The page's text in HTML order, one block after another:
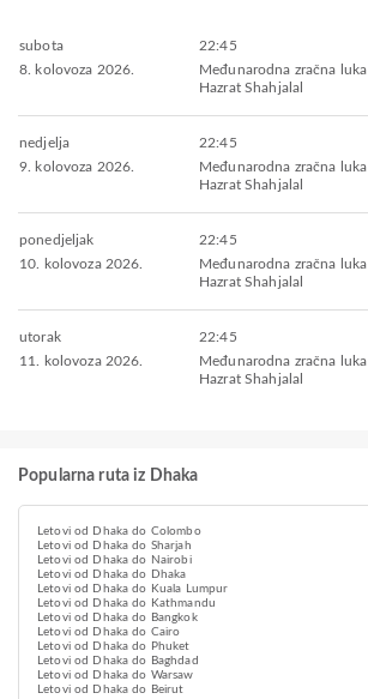
subota
8. kolovoza 2026.
22:45
Međunarodna zračna luka
Hazrat Shahjalal
nedjelja
9. kolovoza 2026.
22:45
Međunarodna zračna luka
Hazrat Shahjalal
ponedjeljak
10. kolovoza 2026.
22:45
Međunarodna zračna luka
Hazrat Shahjalal
utorak
11. kolovoza 2026.
22:45
Međunarodna zračna luka
Hazrat Shahjalal
Popularna ruta iz Dhaka
Letovi od Dhaka do Colombo
Letovi od Dhaka do Sharjah
Letovi od Dhaka do Nairobi
Letovi od Dhaka do Dhaka
Letovi od Dhaka do Kuala Lumpur
Letovi od Dhaka do Kathmandu
Letovi od Dhaka do Bangkok
Letovi od Dhaka do Cairo
Letovi od Dhaka do Phuket
Letovi od Dhaka do Baghdad
Letovi od Dhaka do Warsaw
Letovi od Dhaka do Beirut